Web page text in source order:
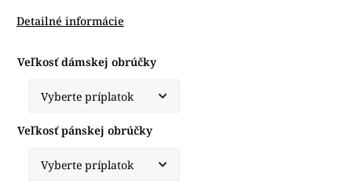
Detailné informácie
Veľkosť dámskej obrúčky
Veľkosť pánskej obrúčky